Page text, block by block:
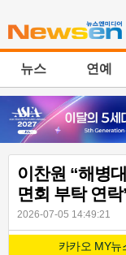
뉴스 연예
이찬원 “해병
면회 부탁 연
2026-07-05 14:49:21
카카오 MY뉴